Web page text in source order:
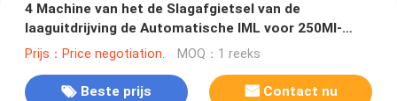
4 Machine van het de Slagafgietsel van de
laaguitdrijving de Automatische IML voor 250Ml-
Pesticidefles
Prijs：Price negotiation. MOQ：1 reeks
Beste prijs Contact nu